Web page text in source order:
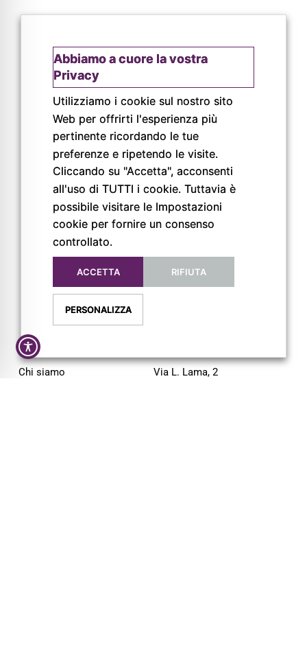
© Copyright 2026
Pigreco Srl Unipersonale
P. IVA: 02789840341
REA: PR-267093
AZIENDA
Chi siamo
Via L. Lama, 2
Abbiamo a cuore la vostra
Privacy
Utilizziamo i cookie sul nostro sito
Web per offrirti l'esperienza più
pertinente ricordando le tue
preferenze e ripetendo le visite.
Cliccando su "Accetta", acconsenti
all'uso di TUTTI i cookie. Tuttavia è
possibile visitare le Impostazioni
cookie per fornire un consenso
controllato.
ACCETTA RIFIUTA
PERSONALIZZA